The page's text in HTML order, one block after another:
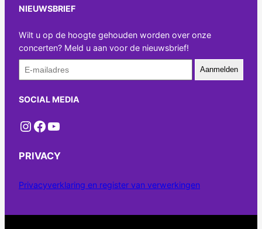
NIEUWSBRIEF
Wilt u op de hoogte gehouden worden over onze
concerten? Meld u aan voor de nieuwsbrief!
Aanmelden
SOCIAL MEDIA
Instagram Facebook YouTube
PRIVACY
Privacyverklaring en register van verwerkingen